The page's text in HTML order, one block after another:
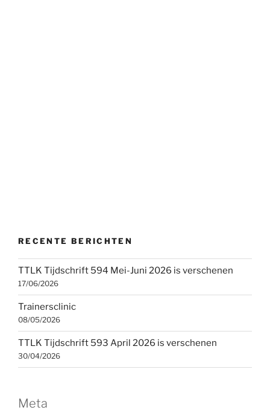
RECENTE BERICHTEN
TTLK Tijdschrift 594 Mei-Juni 2026 is verschenen
17/06/2026
Trainersclinic
08/05/2026
TTLK Tijdschrift 593 April 2026 is verschenen
30/04/2026
Meta